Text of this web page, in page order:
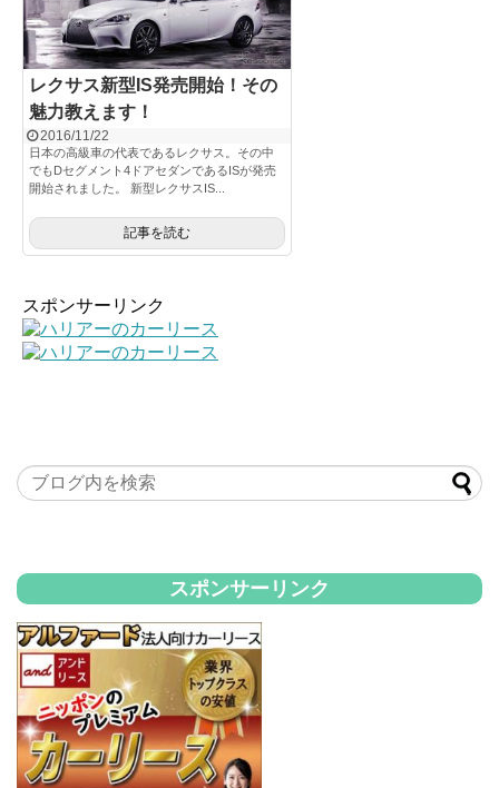
レクサス新型IS発売開始！その
魅力教えます！
2016/11/22
日本の高級車の代表であるレクサス。その中
でもDセグメント4ドアセダンであるISが発売
開始されました。 新型レクサスIS...
記事を読む
スポンサーリンク
スポンサーリンク